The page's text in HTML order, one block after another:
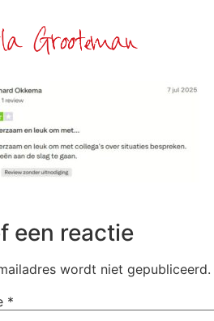
een reactie
wordt niet gepubliceerd.
*